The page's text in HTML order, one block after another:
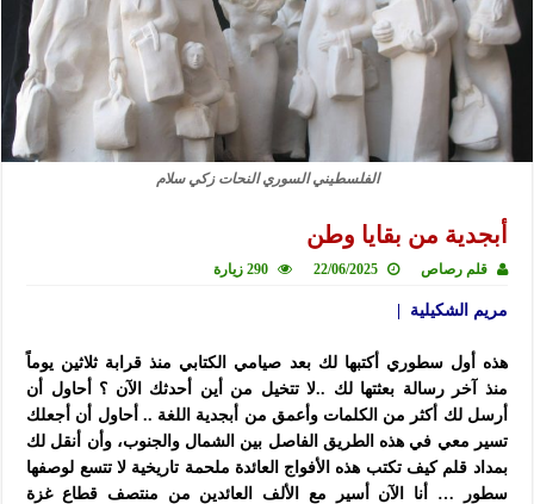
الفلسطيني السوري النحات زكي سلام
أبجدية من بقايا وطن
قلم رصاص 22/06/2025 290 زيارة
مريم الشكيلية |
هذه أول سطوري أكتبها لك بعد صيامي الكتابي منذ قرابة ثلاثين يوماً
منذ آخر رسالة بعثتها لك ..لا تتخيل من أين أحدثك الآن ؟ أحاول أن
أرسل لك أكثر من الكلمات وأعمق من أبجدية اللغة .. أحاول أن أجعلك
تسير معي في هذه الطريق الفاصل بين الشمال والجنوب، وأن أنقل لك
بمداد قلم كيف تكتب هذه الأفواج العائدة ملحمة تاريخية لا تتسع لوصفها
سطور … أنا الآن أسير مع الألف العائدين من منتصف قطاع غزة